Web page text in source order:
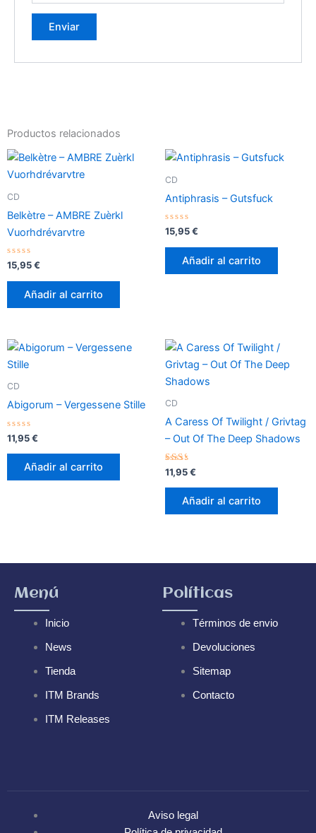
Productos relacionados
CD
Belkètre – AMBRE Zuèrkl
Vuorhdrévarvtre
Valorado
con
0
15,95€
Añadir al carrito
CD
Antiphrasis – Gutsfuck
Valorado
con
0
15,95€
Añadir al carrito
CD
Abigorum – Vergessene Stille
Valorado
con
0
11,95€
Añadir al carrito
CD
A Caress Of Twilight / Grivtag
– Out Of The Deep Shadows
Valorado
con
2.17
de 5
11,95€
Añadir al carrito
Menú
Inicio
News
Tienda
ITM Brands
ITM Releases
Políticas
Términos de envio
Devoluciones
Sitemap
Contacto
Aviso legal